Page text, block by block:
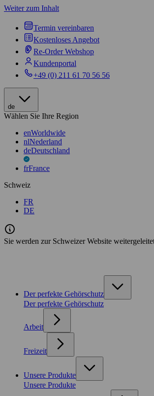
Weiter zum Inhalt
Termin vereinbaren
Kostenloses Angebot
Re-Order Webshop
Kundenportal
+49 (0) 211 61 70 56 56
de
Wählen Sie Ihre Region
enWorldwide
nlNederland
deDeutschland
frFrance
Schweiz
FR
DE
Sie werden zur Schweizer Website
Der perfekte Gehörschutz
Der perfekte Gehörschutz
Arbeit
Freizeit
Unsere Produkte
Unsere Produkte